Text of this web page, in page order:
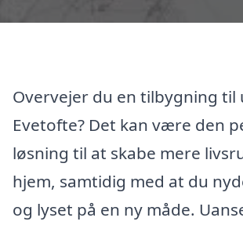
Overvejer du en tilbygning til
Evetofte? Det kan være den
løsning til at skabe mere
hjem, samtidig med at du
og lyset på en ny måde.